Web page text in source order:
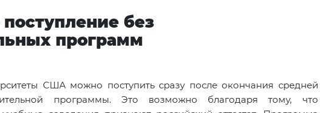
без
программ
США можно поступить сразу после окончания средней
программы. Это возможно благодаря тому, что